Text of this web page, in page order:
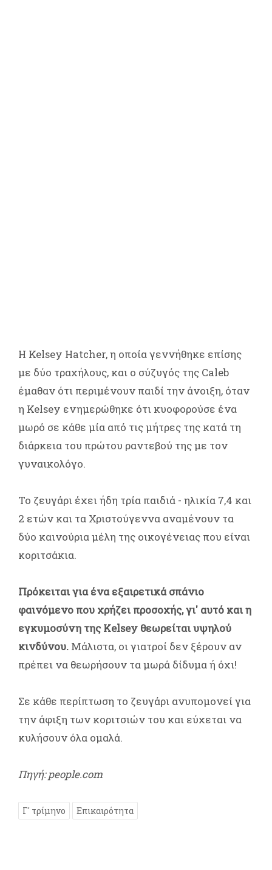
Η Kelsey Hatcher, η οποία γεννήθηκε επίσης
με δύο τραχήλους, και ο σύζυγός της Caleb
έμαθαν ότι περιμένουν παιδί την άνοιξη, όταν
η Kelsey ενημερώθηκε ότι κυοφορούσε ένα
μωρό σε κάθε μία από τις μήτρες της κατά τη
διάρκεια του πρώτου ραντεβού της με τον
γυναικολόγο.
Το ζευγάρι έχει ήδη τρία παιδιά - ηλικία 7,4 και
2 ετών και τα Χριστούγεννα αναμένουν τα
δύο καινούρια μέλη της οικογένειας που είναι
κοριτσάκια.
Πρόκειται για ένα εξαιρετικά σπάνιο
φαινόμενο που χρήζει προσοχής, γι' αυτό και η
εγκυμοσύνη της Κelsey θεωρείται υψηλού
κινδύνου. Μάλιστα, οι γιατροί δεν ξέρουν αν
πρέπει να θεωρήσουν τα μωρά δίδυμα ή όχι!
Σε κάθε περίπτωση το ζευγάρι ανυπομονεί για
την άφιξη των κοριτσιών του και εύχεται να
κυλήσουν όλα ομαλά.
Πηγή: people.com
Γ' τρίμηνο Επικαιρότητα